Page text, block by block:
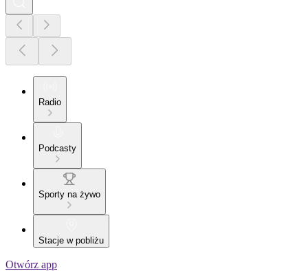
Radio
Podcasty
Sporty na żywo
Stacje w pobliżu
Otwórz app